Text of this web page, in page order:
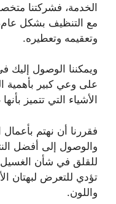
الخدمة، فشركتنا
مع التنظيف بشكل
وتعقيمه وتعطيره.
ويمكننا الوصول إليك
على وعي كبير بأهمية
الأشياء التي تتميز
فقررنا أن نهتم بأعمال
والوصول إلى أفضل
للقلق في شأن الغسيل
تؤدي للتعرض لبهتان
واللون.